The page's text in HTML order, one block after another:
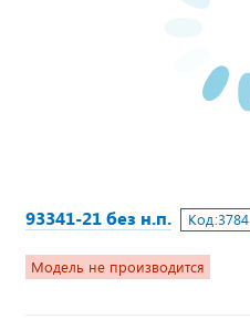
93341-21 без н.п. Код:3784
Модель не производится